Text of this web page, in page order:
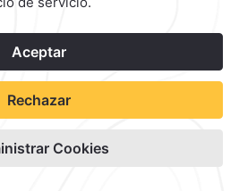
Grupo Camino Real
1